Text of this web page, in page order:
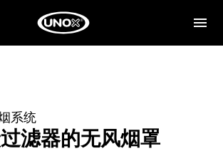
系统
滤器的无风烟罩